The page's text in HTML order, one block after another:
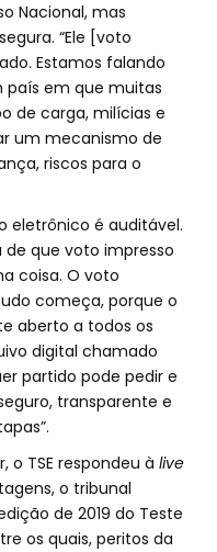
Nacional, mas
“Ele [voto
Estamos falando
país em que muitas
de carga, milícias e
um mecanismo de
riscos para o
eletrônico é auditável.
de que voto impresso
coisa. O voto
começa, porque o
aberto a todos os
digital chamado
partido pode pedir e
transparente e
o TSE respondeu à live
o tribunal
de 2019 do Teste
os quais, peritos da